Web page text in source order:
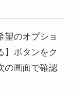
望のオプショ
】ボタンをク
の画面で確認